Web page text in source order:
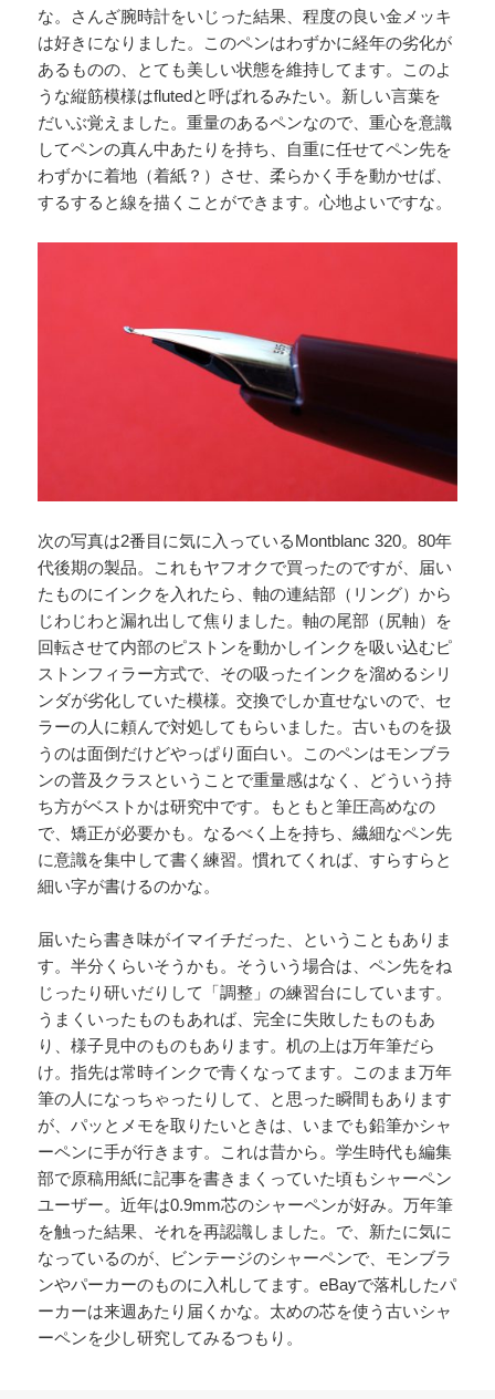
な。さんざ腕時計をいじった結果、程度の良い金メッキ
は好きになりました。このペンはわずかに経年の劣化が
あるものの、とても美しい状態を維持してます。このよ
うな縦筋模様はflutedと呼ばれるみたい。新しい言葉を
だいぶ覚えました。重量のあるペンなので、重心を意識
してペンの真ん中あたりを持ち、自重に任せてペン先を
わずかに着地（着紙？）させ、柔らかく手を動かせば、
するすると線を描くことができます。心地よいですな。
次の写真は2番目に気に入っているMontblanc 320。80年
代後期の製品。これもヤフオクで買ったのですが、届い
たものにインクを入れたら、軸の連結部（リング）から
じわじわと漏れ出して焦りました。軸の尾部（尻軸）を
回転させて内部のピストンを動かしインクを吸い込むピ
ストンフィラー方式で、その吸ったインクを溜めるシリ
ンダが劣化していた模様。交換でしか直せないので、セ
ラーの人に頼んで対処してもらいました。古いものを扱
うのは面倒だけどやっぱり面白い。このペンはモンブラ
ンの普及クラスということで重量感はなく、どういう持
ち方がベストかは研究中です。もともと筆圧高めなの
で、矯正が必要かも。なるべく上を持ち、繊細なペン先
に意識を集中して書く練習。慣れてくれば、すらすらと
細い字が書けるのかな。
届いたら書き味がイマイチだった、ということもありま
す。半分くらいそうかも。そういう場合は、ペン先をね
じったり研いだりして「調整」の練習台にしています。
うまくいったものもあれば、完全に失敗したものもあ
り、様子見中のものもあります。机の上は万年筆だら
け。指先は常時インクで青くなってます。このまま万年
筆の人になっちゃったりして、と思った瞬間もあります
が、パッとメモを取りたいときは、いまでも鉛筆かシャ
ーペンに手が行きます。これは昔から。学生時代も編集
部で原稿用紙に記事を書きまくっていた頃もシャーペン
ユーザー。近年は0.9mm芯のシャーペンが好み。万年筆
を触った結果、それを再認識しました。で、新たに気に
なっているのが、ビンテージのシャーペンで、モンブラ
ンやパーカーのものに入札してます。eBayで落札したパ
ーカーは来週あたり届くかな。太めの芯を使う古いシャ
ーペンを少し研究してみるつもり。